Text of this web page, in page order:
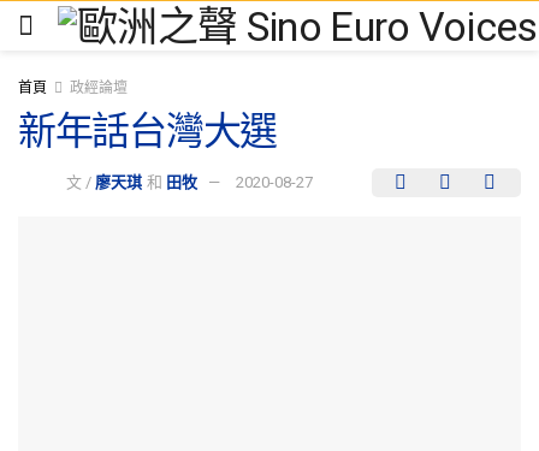
首頁 政經論壇
新年話台灣大選
文 / 廖天琪 和 田牧 2020-08-27